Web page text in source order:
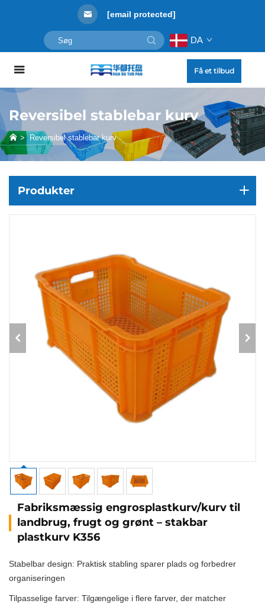
[email protected]
DA
Få et tilbud
Reversibel stablebar kurv
> Reversibel stablebar kurv
Produkter
Fabriksmæssig engrosplastkurv/kurv til
landbrug, frugt og grønt – stakbar
plastkurv K356
Stabelbar design: Praktisk stabling sparer plads og forbedrer
organiseringen
Tilpasselige farver: Tilgængelige i flere farver, der matcher